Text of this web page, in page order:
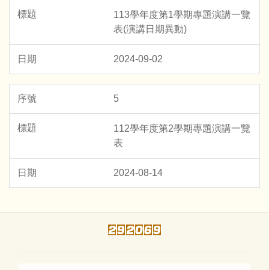
113學年度第1學期專題演講一覽
表(演講日期異動)
2024-09-02
5
112學年度第2學期專題演講一覽
表
2024-08-14